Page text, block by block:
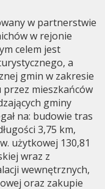
w partnerstwie
w rejonie
celem jest
a
gmin w zakresie
mieszkańców
gminy
na: budowie tras
3,75 km,
użytkowej 130,81
wraz z
wewnętrznych,
oraz zakupie